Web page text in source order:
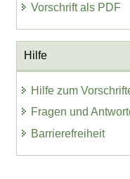
Vorschrift als PDF
Hilfe
Hilfe zum
Fragen und
Barrierefreiheit